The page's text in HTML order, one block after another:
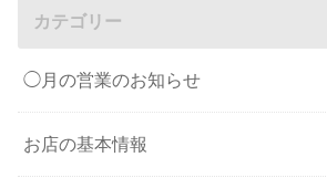
カテゴリー
◯月の営業のお知らせ
お店の基本情報